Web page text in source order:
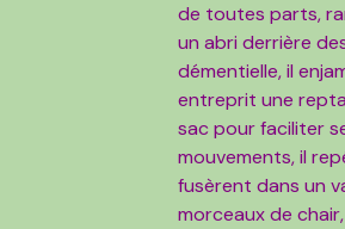
de toutes parts,
un abri derrière
démentielle, il
entreprit une
sac pour faciliter
mouvements, il
fusèrent dans un
morceaux de